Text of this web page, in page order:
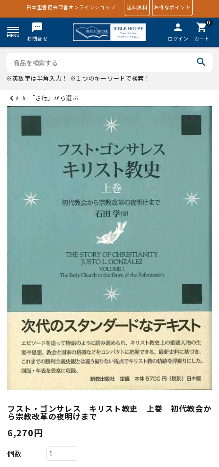
日本聖書協会直営オンラインショップ 送料無料 お得なポイント
textsms
お問合せ
person
ログイン
0
shopping_cart
カート
search
※英数字は半角入力！ ※１つのキーワードで検索！
ﾒｰｶｰ「さ行」から選ぶ
フスト・ゴンサレス キリスト教史 上巻 初代教会か
ら宗教改革の夜明けまで
6,270円
個数